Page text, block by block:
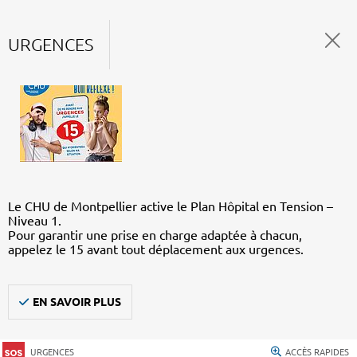
URGENCES
Le CHU de Montpellier active le Plan Hôpital en Tension –
Niveau 1.
Pour garantir une prise en charge adaptée à chacun,
appelez le 15 avant tout déplacement aux urgences.
EN SAVOIR PLUS
URGENCES ACCÈS RAPIDES